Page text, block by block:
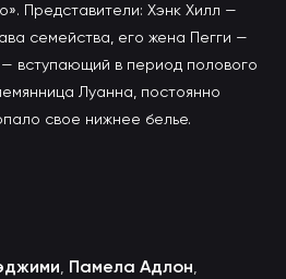
Представители: Хэнк Хилл —
семейства, его жена Пегги —
вступающий в период полового
Луанна, постоянно
свое нижнее белье.
Памела Адлон